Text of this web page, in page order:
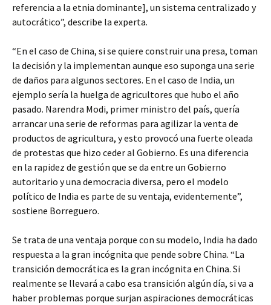
referencia a la etnia dominante], un sistema centralizado y
autocrático”, describe la experta.
“En el caso de China, si se quiere construir una presa, toman
la decisión y la implementan aunque eso suponga una serie
de daños para algunos sectores. En el caso de India, un
ejemplo sería la huelga de agricultores que hubo el año
pasado. Narendra Modi, primer ministro del país, quería
arrancar una serie de reformas para agilizar la venta de
productos de agricultura, y esto provocó una fuerte oleada
de protestas que hizo ceder al Gobierno. Es una diferencia
en la rapidez de gestión que se da entre un Gobierno
autoritario y una democracia diversa, pero el modelo
político de India es parte de su ventaja, evidentemente”,
sostiene Borreguero.
Se trata de una ventaja porque con su modelo, India ha dado
respuesta a la gran incógnita que pende sobre China. “La
transición democrática es la gran incógnita en China. Si
realmente se llevará a cabo esa transición algún día, si va a
haber problemas porque surjan aspiraciones democráticas